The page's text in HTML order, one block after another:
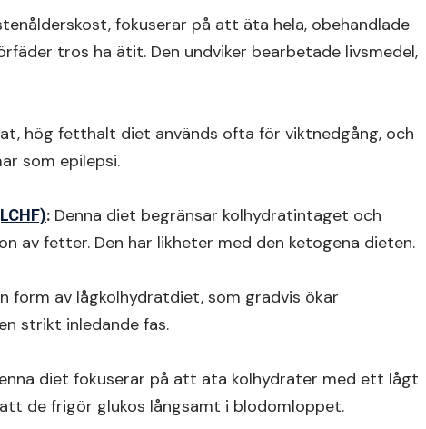
fokuserar på att äta hela, obehandlade
tros ha ätit. Den undviker bearbetade livsmedel,
hög fetthalt diet används ofta för viktnedgång, och
som epilepsi.
: Denna diet begränsar kolhydratintaget och
av fetter. Den har likheter med den ketogena dieten.
form av lågkolhydratdiet, som gradvis ökar
strikt inledande fas.
diet fokuserar på att äta kolhydrater med ett lågt
de frigör glukos långsamt i blodomloppet.